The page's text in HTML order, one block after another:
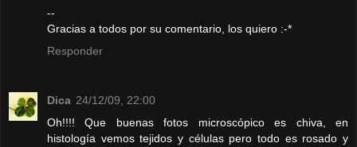
--
Gracias a todos por su comentario, los quiero :-*
Responder
Dica 24/12/09, 22:00
Oh!!!! Que buenas fotos microscópico es chiva, en
histología vemos tejidos y células pero todo es rosado y